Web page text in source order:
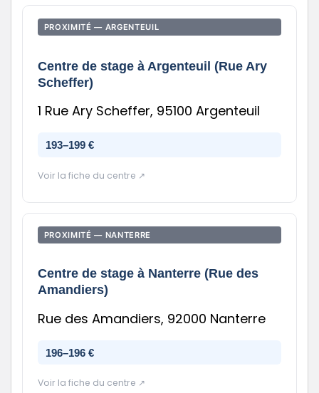
PROXIMITÉ — ARGENTEUIL
Centre de stage à Argenteuil (Rue Ary
Scheffer)
1 Rue Ary Scheffer, 95100 Argenteuil
193–199 €
Voir la fiche du centre ↗
PROXIMITÉ — NANTERRE
Centre de stage à Nanterre (Rue des
Amandiers)
Rue des Amandiers, 92000 Nanterre
196–196 €
Voir la fiche du centre ↗